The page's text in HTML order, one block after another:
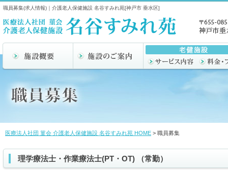
職員募集(求人情報)｜介護老人保健施設 名谷すみれ苑[神戸市 垂水区]
医療法人社団 菫会 介護老人保健施設 名谷すみれ苑 HOME > 職員募集
理学療法士・作業療法士(PT・OT) （常勤）